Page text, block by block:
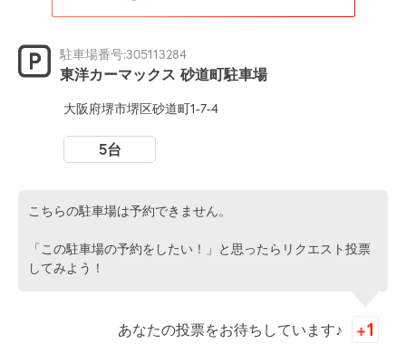
駐車場番号:305113284
東洋カーマックス 砂道町駐車場
大阪府堺市堺区砂道町1-7-4
5台
こちらの駐車場は予約できません。
「この駐車場の予約をしたい！」と思ったらリクエスト投票
してみよう！
あなたの投票をお待ちしています♪